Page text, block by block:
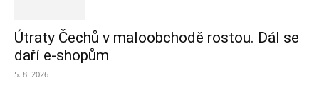
Útraty Čechů v maloobchodě rostou. Dál se
daří e-shopům
5. 8. 2026